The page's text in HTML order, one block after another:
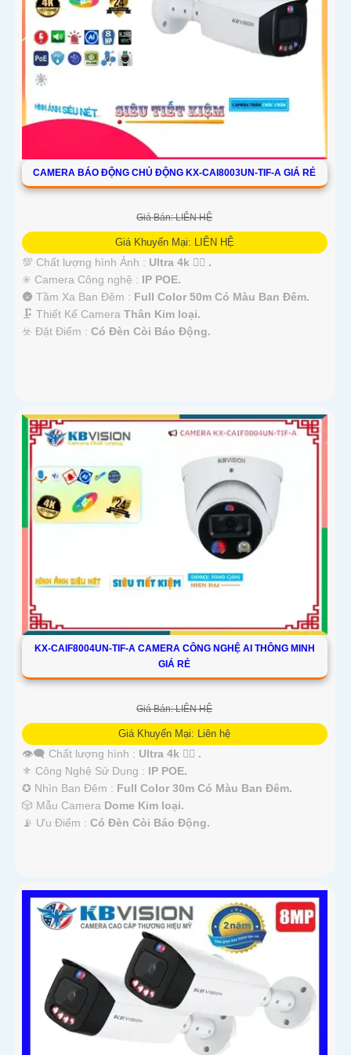
CAMERA BÁO ĐỘNG CHỦ ĐỘNG KX-CAI8003UN-TIF-A GIÁ RẺ
Giá Bán: LIÊN HỆ
Giá Khuyến Mại: LIÊN HỆ
💯 Chất lượng hình Ảnh : Ultra 4k 👍🏾 .
✳️ Camera Công nghệ : IP POE.
🌚 Tầm Xa Ban Đêm : Full Color 50m Có Màu Ban Ðêm.
🗜️ Thiết Kế Camera Thân Kim loại.
️☣️ Đặt Điểm : Có Ðèn Còi Báo Động.
KX-CAIF8004UN-TIF-A CAMERA CÔNG NGHỆ AI THÔNG MINH
GIÁ RẺ
Giá Bán: LIÊN HỆ
Giá Khuyến Mại: Liên hệ
👁️‍🗨 Chất lượng hình : Ultra 4k 👍🏾 .
⚜️ Công Nghệ Sử Dụng : IP POE.
✪ Nhìn Ban Đêm : Full Color 30m Có Màu Ban Ðêm.
🎲 Mẫu Camera Dome Kim loại.
️📡 Ưu Điểm : Có Ðèn Còi Báo Động.